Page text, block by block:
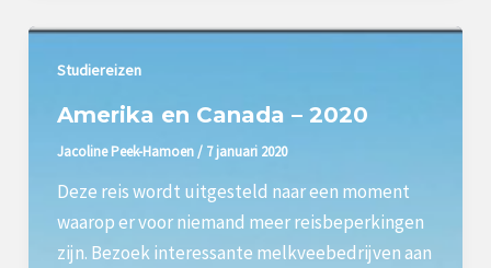
Studiereizen
Amerika en Canada – 2020
Jacoline Peek-Hamoen/ 7 januari 2020
Deze reis wordt uitgesteld naar een moment
waarop er voor niemand meer reisbeperkingen
zijn. Bezoek interessante melkveebedrijven aan